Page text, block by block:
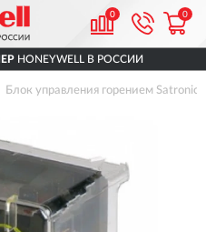
0 0
HONEYWELL В РОССИИ
Блок управления горением Satronic